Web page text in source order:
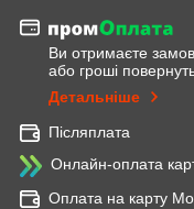
Ви отримаєте
або гроші
Детальніше
Післяплата
Онлайн-оплата
Оплата на карту